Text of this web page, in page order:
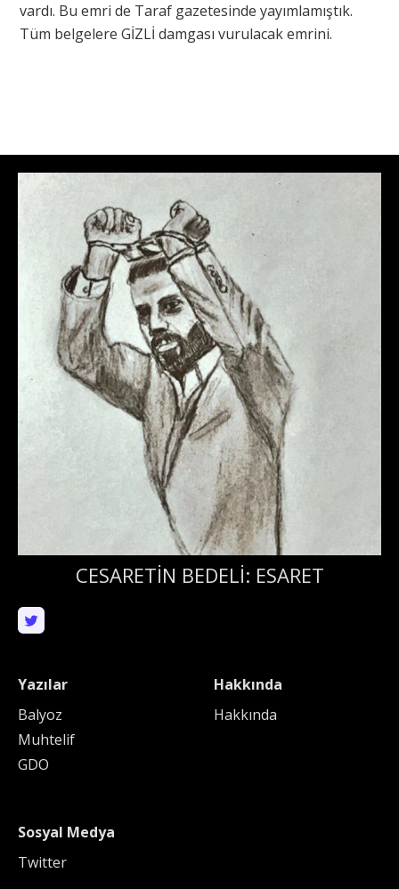
vardı. Bu emri de Taraf gazetesinde yayımlamıştık.
Tüm belgelere GİZLİ damgası vurulacak emrini.
CESARETİN BEDELİ: ESARET
Yazılar
Balyoz
Muhtelif
GDO
Hakkında
Hakkında
Sosyal Medya
Twitter